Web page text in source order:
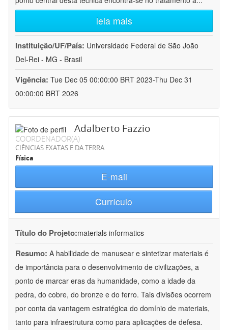
leia mais
Instituição/UF/País: Universidade Federal de São João
Del-Rei - MG - Brasil
Vigência: Tue Dec 05 00:00:00 BRT 2023-Thu Dec 31
00:00:00 BRT 2026
Adalberto Fazzio
COORDENADOR(A)
CIÊNCIAS EXATAS E DA TERRA
Física
E-mail
Currículo
Título do Projeto:materials informatics
Resumo: A habilidade de manusear e sintetizar materiais é
de importância para o desenvolvimento de civilizações, a
ponto de marcar eras da humanidade, como a idade da
pedra, do cobre, do bronze e do ferro. Tais divisões ocorrem
por conta da vantagem estratégica do domínio de materiais,
tanto para infraestrutura como para aplicações de defesa.